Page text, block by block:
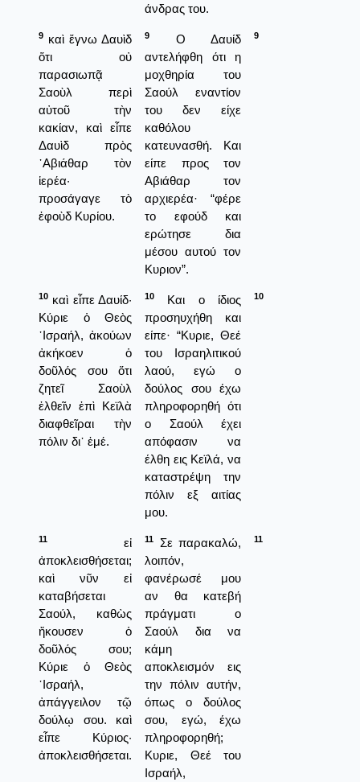
άνδρας του.
9 καὶ ἔγνω Δαυὶδ
ὅτι οὐ
παρασιωπᾷ
Σαοὺλ περὶ
αὐτοῦ τὴν
κακίαν, καὶ εἶπε
Δαυὶδ πρὸς
᾿Αβιάθαρ τὸν
ἱερέα·
προσάγαγε τὸ
ἐφοὺδ Κυρίου.
9
Ο Δαυίδ
αντελήφθη ότι η
μοχθηρία του
Σαούλ εναντίον
του δεν είχε
καθόλου
κατευνασθή. Και
είπε προς τον
Αβιάθαρ τον
αρχιερέα· “φέρε
το εφούδ και
ερώτησε δια
μέσου αυτού τον
Κυριον”.
9
10 καὶ εἶπε Δαυίδ·
Κύριε ὁ Θεὸς
᾿Ισραήλ, ἀκούων
ἀκήκοεν ὁ
δοῦλός σου ὅτι
ζητεῖ Σαοὺλ
ἐλθεῖν ἐπὶ Κεϊλὰ
διαφθεῖραι τὴν
πόλιν δι᾿ ἐμέ.
10
Και ο ίδιος
προσηυχήθη και
είπε· “Κυριε, Θεέ
του Ισραηλιτικού
λαού, εγώ ο
δούλος σου έχω
πληροφορηθή ότι
ο Σαούλ έχει
απόφασιν να
έλθη εις Κεϊλά, να
καταστρέψη την
πόλιν εξ αιτίας
μου.
10
11
εἰ
ἀποκλεισθήσεται;
καὶ νῦν εἰ
καταβήσεται
Σαούλ, καθὼς
ἤκουσεν ὁ
δοῦλός σου;
Κύριε ὁ Θεὸς
᾿Ισραήλ,
ἀπάγγειλον τῷ
δούλῳ σου. καὶ
εἶπε Κύριος·
ἀποκλεισθήσεται.
11
Σε παρακαλώ,
λοιπόν,
φανέρωσέ μου
αν θα κατεβή
πράγματι ο
Σαούλ δια να
κάμη
αποκλεισμόν εις
την πόλιν αυτήν,
όπως ο δούλος
σου, εγώ, έχω
πληροφορηθή;
Κυριε, Θεέ του
Ισραήλ,
11